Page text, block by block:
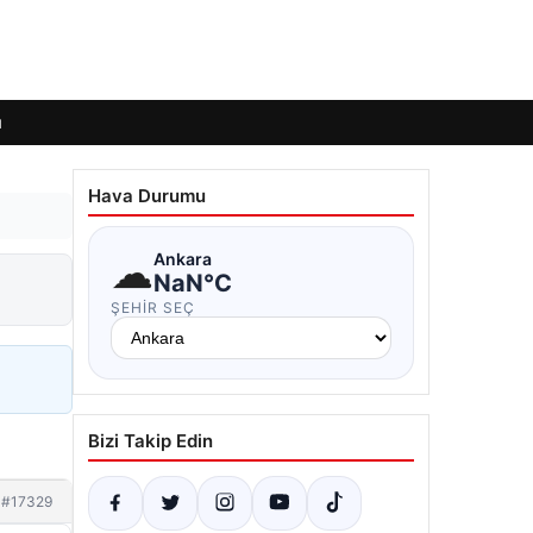
#17329
Hava Durumu
☁Ankara
NaN°C
ŞEHIR SEÇ
Bizi Takip Edin